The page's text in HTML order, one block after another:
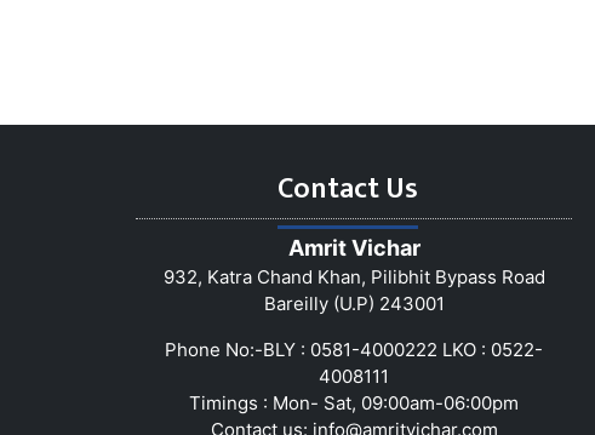
Contact Us
Amrit Vichar
932, Katra Chand Khan, Pilibhit Bypass Road
Bareilly (U.P) 243001
Phone No:-BLY : 0581-4000222 LKO : 0522-
4008111
Timings : Mon- Sat, 09:00am-06:00pm
Contact us: info@amritvichar.com